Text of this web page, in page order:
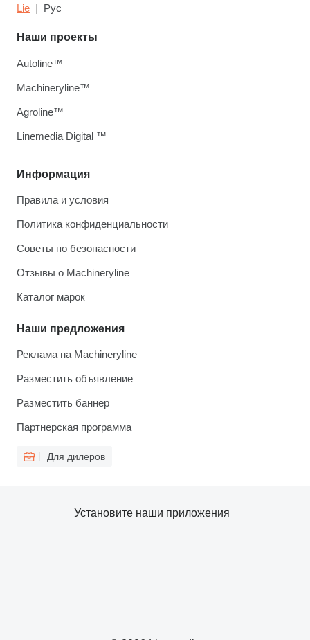
Lie Рус
Информация
Правила и условия
Политика конфиденциальности
Советы по безопасности
Отзывы о Machineryline
Каталог марок
Наши предложения
Реклама на Machineryline
Разместить объявление
Разместить баннер
Партнерская программа
Для дилеров
Наши проекты
Autoline™
Machineryline™
Agroline™
Linemedia Digital ™
Установите наши приложения